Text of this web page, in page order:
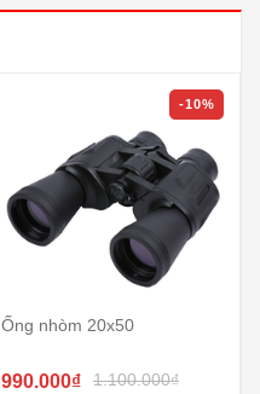
-10%
Ống nhòm 20x50
990.000₫ 1.100.000₫